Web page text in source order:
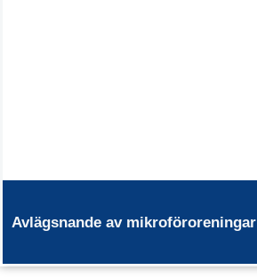
Avlägsnande av mikroföroreningar